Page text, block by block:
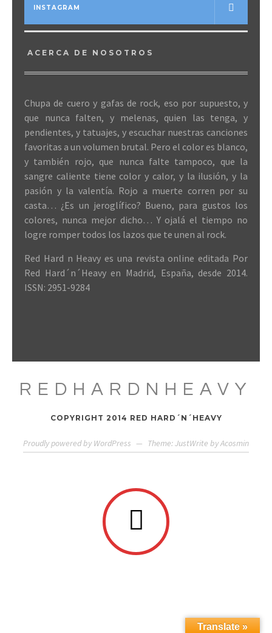
INSTAGRAM
ACERCA DE NOSOTROS
Chupa de cuero y gafas de rock, eso por supuesto, y
que nunca falten, y melenas, quien las tenga, y
pendientes, y tatuajes, y escuchar nuestras canciones
favoritas a un volumen brutal. Pero el color es blanco,
y también rojo, que nunca falte tampoco, que la
sangre caliente tiene color y calor, y la ilusión, y la
pasión y la valentía. Rojo a muerte corren por su
casta… ¿Es un jeroglífico? Bueno, para gustos los
colores, nunca mejor dicho… Y ojalá el tiempo no
logre romper todos los lazos que te unen al rock.
Red Hard n Heavy es una revista online editada Por
Red Hard´n´Heavy en Madrid, España, desde 2014.
ISSN: 2951-9284
REDHARDNHEAVY
COPYRIGHT 2014 RED HARD´N´HEAVY
Proudly powered by WordPress — Theme: JustWrite byAcosmin
Translate »